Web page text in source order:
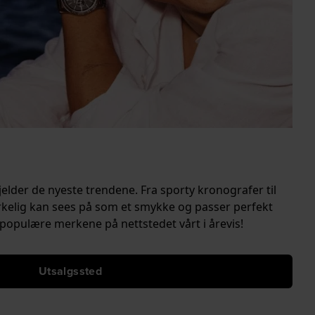
de nyeste trendene. Fra sporty kronografer til
kan sees på som et smykke og passer perfekt
merkene på nettstedet vårt i årevis!
Utsalgssted